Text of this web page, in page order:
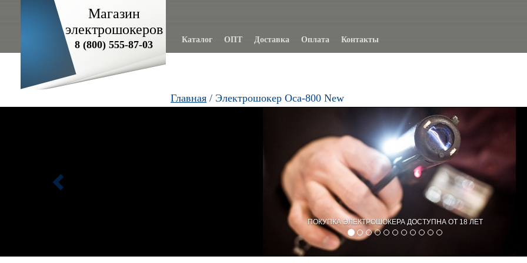
Магазин
электрошокеров
8 (800) 555-87-03 Каталог ОПТ Доставка Оплата Контакты
Главная / Электрошокер Оса-800 New
ПОКУПКА ЭЛЕКТРОШОКЕРА ДОСТУПНА ОТ 18 ЛЕТ